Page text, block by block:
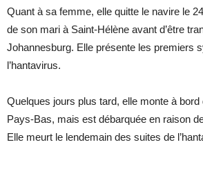
Quant à sa femme, elle quitte le navire le
de son mari à Saint-Hélène avant d’être
Johannesburg. Elle présente les premiers
l’hantavirus.
Quelques jours plus tard, elle monte à bord
Pays-Bas, mais est débarquée en raison
Elle meurt le lendemain des suites de